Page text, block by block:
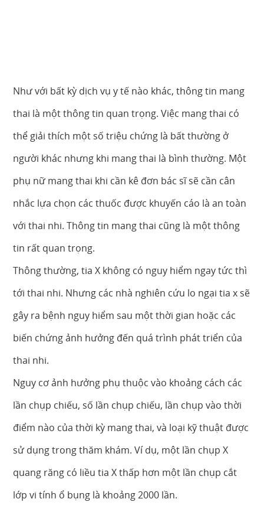
Như với bất kỳ dịch vụ y tế nào khác, thông tin mang
thai là một thông tin quan trọng. Việc mang thai có
thể giải thích một số triệu chứng là bất thường ở
người khác nhưng khi mang thai là bình thường. Một
phụ nữ mang thai khi cần kê đơn bác sĩ sẽ cần cân
nhắc lựa chọn các thuốc được khuyến cáo là an toàn
với thai nhi. Thông tin mang thai cũng là một thông
tin rất quan trọng.
Thông thường, tia X không có nguy hiểm ngay tức thì
tới thai nhi. Nhưng các nhà nghiên cứu lo ngại tia x sẽ
gây ra bệnh nguy hiểm sau một thời gian hoặc các
biến chứng ảnh hưởng đến quá trình phát triển của
thai nhi.
Nguy cơ ảnh hưởng phụ thuộc vào khoảng cách các
lần chụp chiếu, số lần chụp chiếu, lần chụp vào thời
điểm nào của thời kỳ mang thai, và loại kỹ thuật được
sử dụng trong thăm khám. Ví dụ, một lần chụp X
quang răng có liều tia X thấp hơn một lần chụp cắt
lớp vi tính ổ bụng là khoảng 2000 lần.